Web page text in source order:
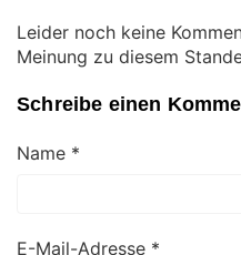
Leider noch keine
Meinung zu diesem
Schreibe einen
Name *
E-Mail-Adresse *